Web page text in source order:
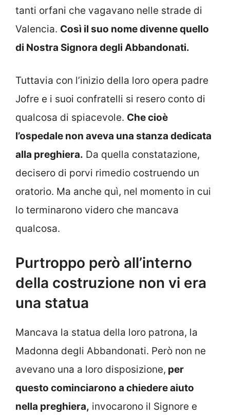
tanti orfani che vagavano nelle strade di
Valencia. Così il suo nome divenne quello
di Nostra Signora degli Abbandonati.
Tuttavia con l’inizio della loro opera padre
Jofre e i suoi confratelli si resero conto di
qualcosa di spiacevole. Che cioè
l’ospedale non aveva una stanza dedicata
alla preghiera. Da quella constatazione,
decisero di porvi rimedio costruendo un
oratorio. Ma anche quì, nel momento in cui
lo terminarono videro che mancava
qualcosa.
Purtroppo però all’interno
della costruzione non vi era
una statua
Mancava la statua della loro patrona, la
Madonna degli Abbandonati. Però non ne
avevano una a loro disposizione, per
questo cominciarono a chiedere aiuto
nella preghiera, invocarono il Signore e